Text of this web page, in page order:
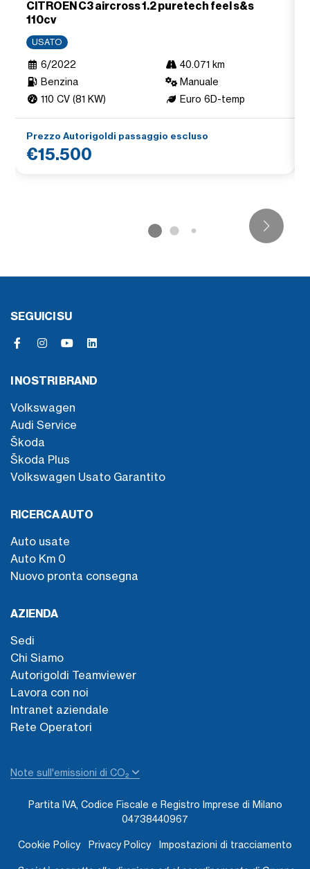
CITROEN C3 aircross 1.2 puretech feel s&s
110cv
USATO
6/2022
40.071 km
Benzina
Manuale
110 CV (81 KW)
Euro 6D-temp
Prezzo Autorigoldi passaggio escluso
€15.500
SEGUICI SU
I NOSTRI BRAND
Volkswagen
Audi Service
Škoda
Škoda Plus
Volkswagen Usato Garantito
RICERCA AUTO
Auto usate
Auto Km 0
Nuovo pronta consegna
AZIENDA
Sedi
Chi Siamo
Autorigoldi Teamviewer
Lavora con noi
Intranet aziendale
Rete Operatori
Note sull'emissioni di CO₂
Partita IVA, Codice Fiscale e Registro Imprese di Milano
04738440967
Cookie Policy Privacy Policy Impostazioni di tracciamento